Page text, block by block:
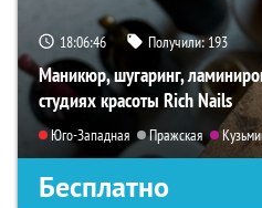
18:06:45 Получили:193
Маникюр, шугаринг,
студиях красоты Rich Nails
Юго-Западная Пражская
Бесплатно